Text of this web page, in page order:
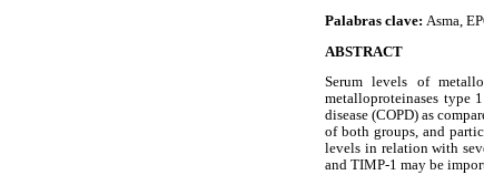
Palabras clave: Asma,
ABSTRACT
Serum levels of
metalloproteinases type
disease (COPD) as
of both groups, and
levels in relation with
and TIMP-1 may be